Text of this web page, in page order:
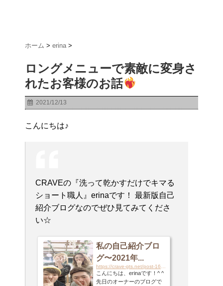
ホーム > erina >
ロングメニューで素敵に変身さ
れたお客様のお話
2021/12/13
こんにちは♪
CRAVEの『洗って乾かすだけでキマる
ショート職人』erinaです！ 最新版自己
紹介ブログなのでぜひ見てみてくださ
い☆
私の自己紹介ブロ
グ〜2021年...
こんにちは、erinaです！^ ^
先日のオーナーのブログで